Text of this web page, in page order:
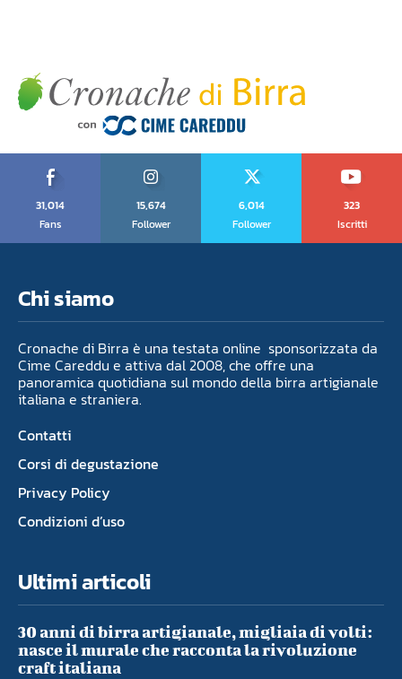
31,014
Fans
15,674
Follower
6,014
Follower
323
Iscritti
Chi siamo
Cronache di Birra è una testata online sponsorizzata da
Cime Careddu e attiva dal 2008, che offre una
panoramica quotidiana sul mondo della birra artigianale
italiana e straniera.
Contatti
Corsi di degustazione
Privacy Policy
Condizioni d’uso
Ultimi articoli
30 anni di birra artigianale, migliaia di volti:
nasce il murale che racconta la rivoluzione
craft italiana